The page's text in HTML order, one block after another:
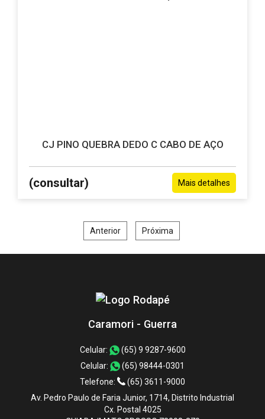
CJ PINO QUEBRA DEDO C CABO DE AÇO
(consultar) Mais detalhes
Anterior Próxima
Caramori - Guerra
Celular:
(65) 9 9287-9600
Celular:
(65) 98444-0301
Telefone:
(65) 3611-9000
Av. Pedro Paulo de Faria Junior, 1714, Distrito Industrial
Cx. Postal 4025